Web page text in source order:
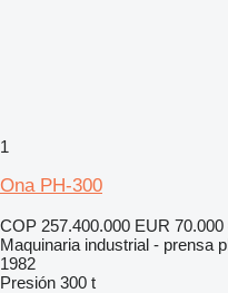
1
Ona PH-300
COP 257.400.000 EUR 70.000
Maquinaria industrial - prensa
1982
Presión 300 t